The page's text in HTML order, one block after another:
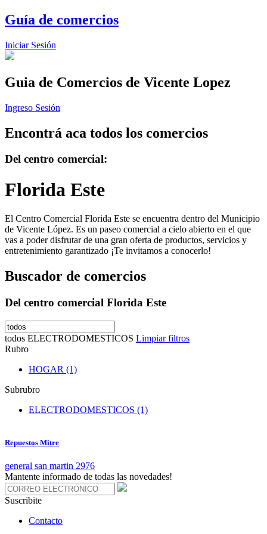
Guía de comercios
Iniciar Sesión
Guia de Comercios de Vicente Lopez
Ingreso Sesión
Encontrá aca todos los comercios
Del centro comercial:
Florida Este
El Centro Comercial Florida Este se encuentra dentro del Municipio
de Vicente López. Es un paseo comercial a cielo abierto en el que
vas a poder disfrutar de una gran oferta de productos, servicios y
entretenimiento garantizado ¡Te invitamos a conocerlo!
Buscador de comercios
Del centro comercial Florida Este
todos ELECTRODOMESTICOS Limpiar filtros
Rubro
HOGAR (1)
Subrubro
ELECTRODOMESTICOS (1)
Repuestos Mitre
general san martin 2976
Mantente informado de todas las novedades!
Suscribite
Contacto